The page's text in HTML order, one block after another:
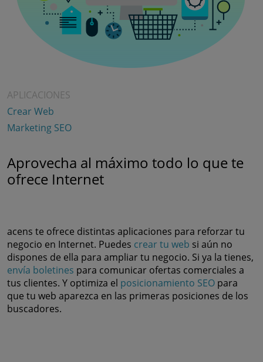
APLICACIONES
Crear Web
Marketing SEO
Aprovecha al máximo todo lo que te
ofrece Internet
acens te ofrece distintas aplicaciones para reforzar tu
negocio en Internet. Puedes crear tu web si aún no
dispones de ella para ampliar tu negocio. Si ya la tienes,
envía boletines para comunicar ofertas comerciales a
tus clientes. Y optimiza el posicionamiento SEO para
que tu web aparezca en las primeras posiciones de los
buscadores.